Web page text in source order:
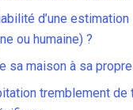
d’une
ou humaine) ?
sa maison à sa propre
tremblement de